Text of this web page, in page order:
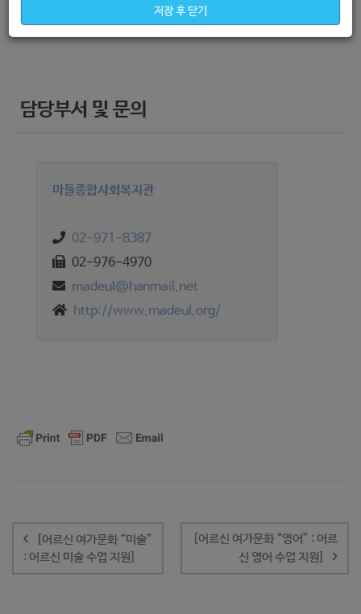
저장 후 닫기
복지관 내방 및 유선전화(02-971-8387)
담당부서 및 문의
마들종합사회복지관
02-971-8387
02-976-4970
madeul@hanmail.net
http://www.madeul.org/
내
비
게
[어르신 여가문화 “미술”
: 어르신 미술 수업 지원]
[어르신 여가문화 “영어” : 어르
신 영어 수업 지원]